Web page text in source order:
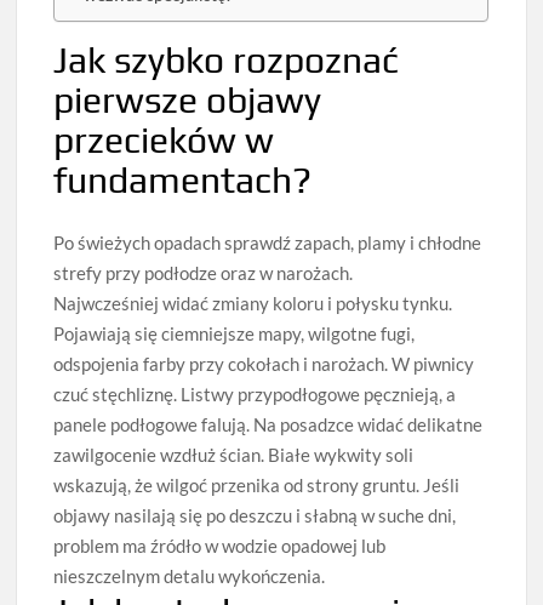
Jak szybko rozpoznać
pierwsze objawy
przecieków w
fundamentach?
Po świeżych opadach sprawdź zapach, plamy i chłodne
strefy przy podłodze oraz w narożach.
Najwcześniej widać zmiany koloru i połysku tynku.
Pojawiają się ciemniejsze mapy, wilgotne fugi,
odspojenia farby przy cokołach i narożach. W piwnicy
czuć stęchliznę. Listwy przypodłogowe pęcznieją, a
panele podłogowe falują. Na posadzce widać delikatne
zawilgocenie wzdłuż ścian. Białe wykwity soli
wskazują, że wilgoć przenika od strony gruntu. Jeśli
objawy nasilają się po deszczu i słabną w suche dni,
problem ma źródło w wodzie opadowej lub
nieszczelnym detalu wykończenia.